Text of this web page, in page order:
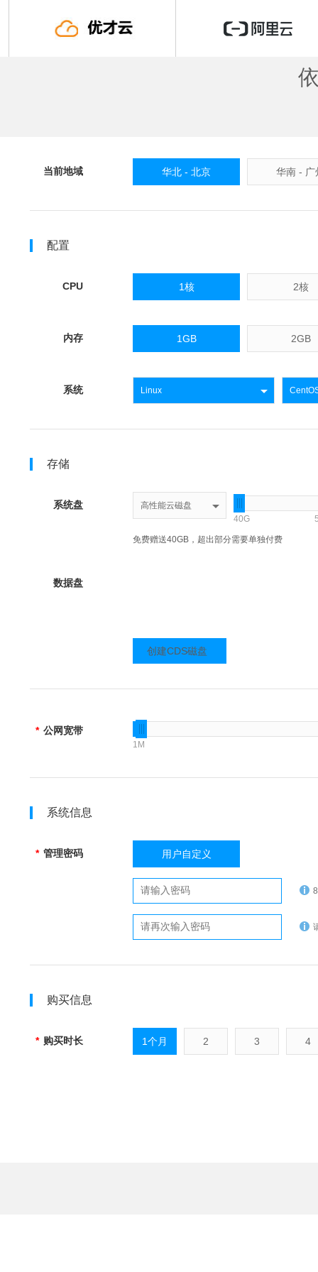
当前地域 华北 - 北京 华南 - 广
配置
CPU 1核 2核
内存 1GB 2GB
系统 Linux
存储
系统盘
高性能云磁盘
40G
免费赠送40GB，超出部分需要单独付费
数据盘
创建CDS磁盘
* 公网宽带
1M
系统信息
* 管理密码 用户自定义
购买信息
* 购买时长 1个月 2 3 4